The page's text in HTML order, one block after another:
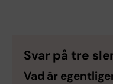
Svar på tre
Vad är